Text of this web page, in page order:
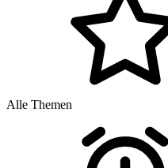
Alle Themen